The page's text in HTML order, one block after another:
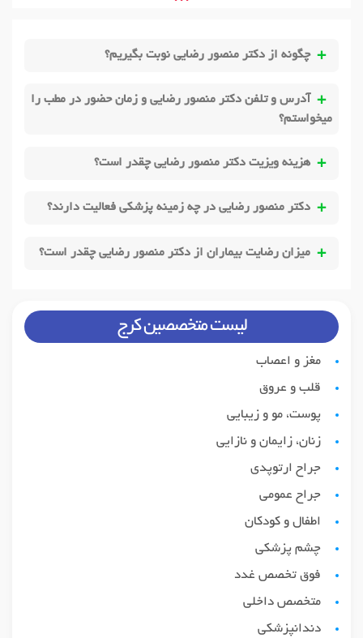
چگونه از دکتر منصور رضایی نوبت بگیریم؟
آدرس و تلفن دکتر منصور رضایی و زمان حضور در مطب را
میخواستم؟
هزینه ویزیت دکتر منصور رضایی چقدر است؟
دکتر منصور رضایی در چه زمینه پزشکی فعالیت دارند؟
میزان رضایت بیماران از دکتر منصور رضایی چقدر است؟
لیست متخصصین کرج
مغز و اعصاب
قلب و عروق
پوست، مو و زیبایی
زنان، زایمان و نازایی
جراح ارتوپدی
جراح عمومی
اطفال و کودکان
چشم پزشکی
فوق تخصص غدد
متخصص داخلی
دندانپزشکی